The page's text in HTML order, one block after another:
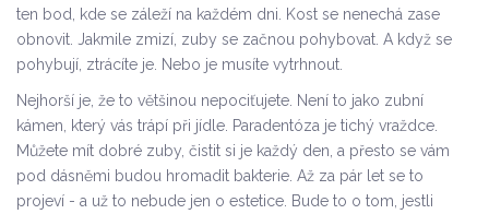
ten bod, kde se záleží na každém dni. Kost se nenechá zase
obnovit. Jakmile zmizí, zuby se začnou pohybovat. A když se
pohybují, ztrácíte je. Nebo je musíte vytrhnout.
Nejhorší je, že to většinou nepociťujete. Není to jako zubní
kámen, který vás trápí při jídle. Paradentóza je tichý vraždce.
Můžete mít dobré zuby, čistit si je každý den, a přesto se vám
pod dásněmi budou hromadit bakterie. Až za pár let se to
projeví - a už to nebude jen o estetice. Bude to o tom, jestli